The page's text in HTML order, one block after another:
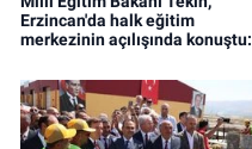
Erzincan'da halk eğitim
merkezinin açılışında konuştu: